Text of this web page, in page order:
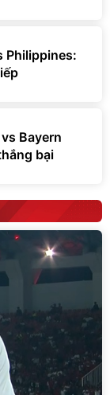
Philippines:
Bayern
bại